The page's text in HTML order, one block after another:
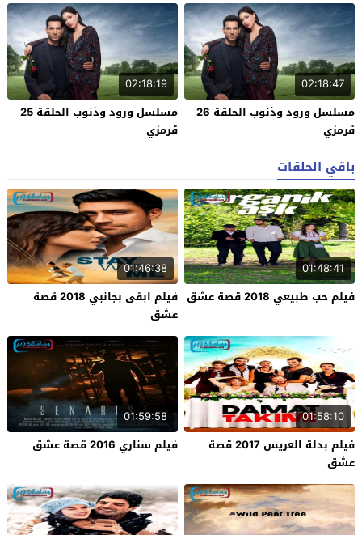
02:18:47
مسلسل ورود وذنوب الحلقة 26
قرمزي
02:18:19
مسلسل ورود وذنوب الحلقة 25
قرمزي
باقي الحلقات
01:48:41
فيلم حب طبيعي 2018 قصة عشق
01:46:38
فيلم ابقى بجانبي 2018 قصة
عشق
01:58:10
فيلم بدلة العريس 2017 قصة
عشق
01:59:58
فيلم سناري 2016 قصة عشق